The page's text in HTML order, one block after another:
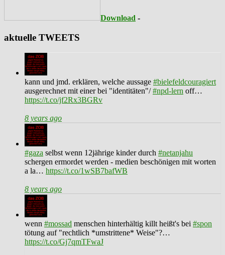
Download -
aktuelle TWEETS
kann und jmd. erklären, welche aussage #bielefeldcouragiert
ausgerechnet mit einer bei "identitäten"/#npd-lern off…
https://t.co/jf2Rx3BGRv
8 years ago
#gaza selbst wenn 12jährige kinder durch #netanjahu
schergen ermordet werden - medien beschönigen mit worten
a la… https://t.co/1wSB7bafWB
8 years ago
wenn #mossad menschen hinterhältig killt heißt's bei #spon
tötung auf "rechtlich *umstrittene* Weise"?…
https://t.co/Gj7qmTFwaJ